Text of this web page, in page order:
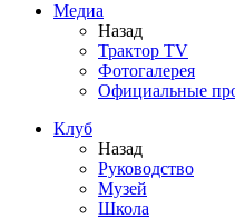
Медиа
Назад
Трактор TV
Фотогалерея
Официальные
Клуб
Назад
Руководство
Музей
Школа